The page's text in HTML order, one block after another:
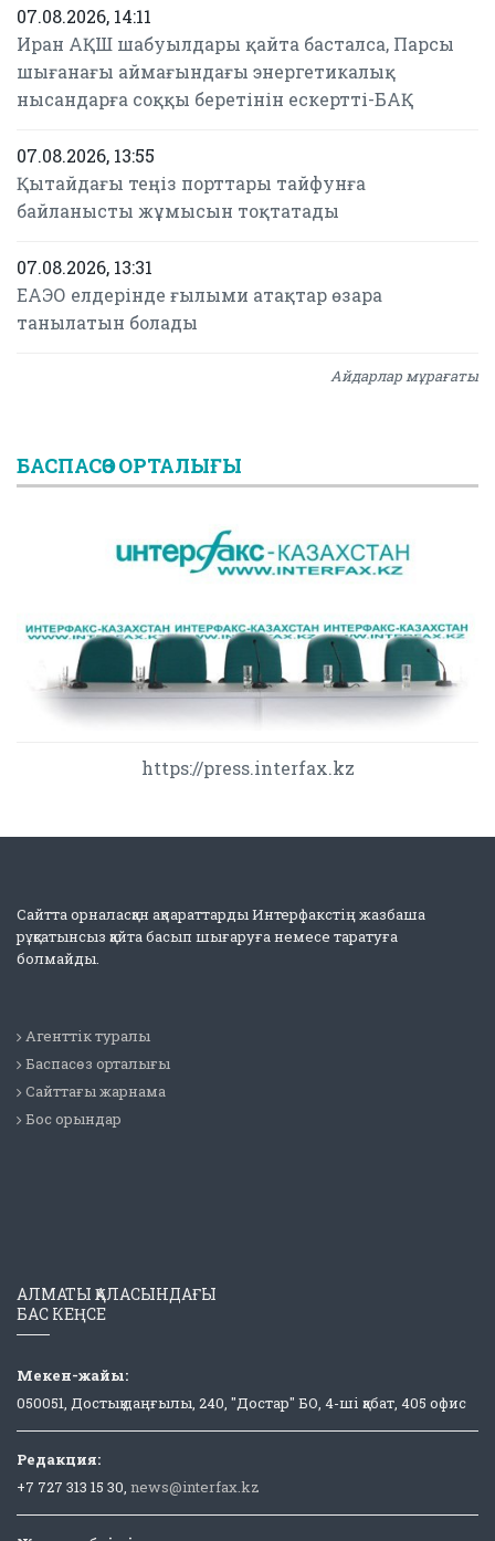
07.08.2026, 14:11
Иран АҚШ шабуылдары қайта басталса, Парсы
шығанағы аймағындағы энергетикалық
нысандарға соққы беретінін ескертті-БАҚ
07.08.2026, 13:55
Қытайдағы теңіз порттары тайфунға
байланысты жұмысын тоқтатады
07.08.2026, 13:31
ЕАЭО елдерінде ғылыми атақтар өзара
танылатын болады
Айдарлар мұрағаты
БАСПАСӨЗ ОРТАЛЫҒЫ
https://press.interfax.kz
Сайтта орналасқан ақпараттарды Интерфакстің жазбаша
рұқсатынсыз қайта басып шығаруға немесе таратуға
болмайды.
Агенттік туралы
Баспасөз орталығы
Сайттағы жарнама
Бос орындар
АЛМАТЫ ҚАЛАСЫНДАҒЫ
БАС КЕҢСЕ
Мекен-жайы:
050051, Достық даңғылы, 240, "Достар" БО, 4-ші қабат, 405 офис
Редакция:
+7 727 313 15 30, news@interfax.kz